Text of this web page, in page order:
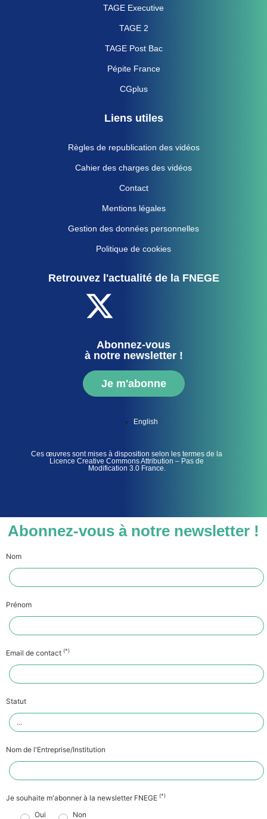
TAGE Executive
TAGE 2
TAGE Post Bac
Pépite France
CGplus
Liens utiles
Règles de republication des vidéos
Cahier des charges des vidéos
Contact
Mentions légales
Gestion des données personnelles
Politique de cookies
Retrouvez l'actualité de la FNEGE
Abonnez-vous
à notre newsletter !
Je m'abonne
English
Ces œuvres sont mises à disposition selon les termes de la
Licence Creative Commons Attribution – Pas de
Modification 3.0 France.
Abonnez-vous à notre newsletter !
Nom
Prénom
Email de contact (*)
Statut
Nom de l'Entreprise/Institution
Je souhaite m'abonner à la newsletter FNEGE (*)
Oui Non